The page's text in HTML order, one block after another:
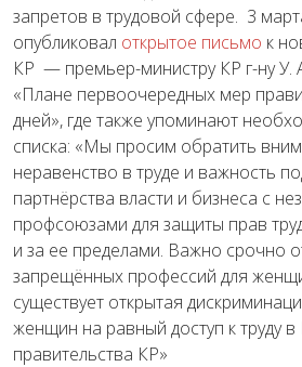
запретов в трудовой сфере. 3
опубликовал открытое письмо к
КР — премьер-министру КР г-ну У.
«Плане первоочередных мер
дней», где также упоминают
списка: «Мы просим обратить
неравенство в труде и важность
партнёрства власти и бизнеса с
профсоюзами для защиты прав
и за ее пределами. Важно срочно
запрещённых профессий для
существует открытая
женщин на равный доступ к труду
правительства КР»